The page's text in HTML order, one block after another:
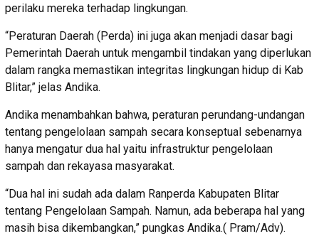
perilaku mereka terhadap lingkungan.
“Peraturan Daerah (Perda) ini juga akan menjadi dasar bagi
Pemerintah Daerah untuk mengambil tindakan yang diperlukan
dalam rangka memastikan integritas lingkungan hidup di Kab
Blitar,” jelas Andika.
Andika menambahkan bahwa, peraturan perundang-undangan
tentang pengelolaan sampah secara konseptual sebenarnya
hanya mengatur dua hal yaitu infrastruktur pengelolaan
sampah dan rekayasa masyarakat.
“Dua hal ini sudah ada dalam Ranperda Kabupaten Blitar
tentang Pengelolaan Sampah. Namun, ada beberapa hal yang
masih bisa dikembangkan,” pungkas Andika.( Pram/Adv).